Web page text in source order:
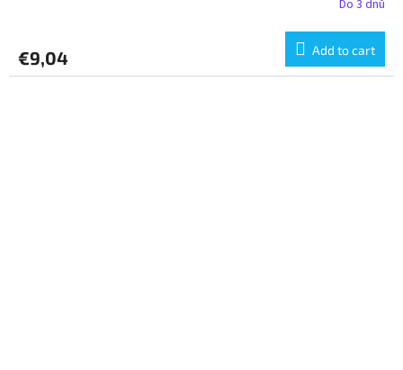
Do 3 dnů
€9,04 Add to cart